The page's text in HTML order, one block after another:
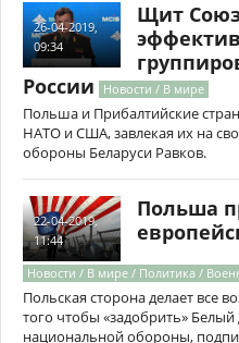
26-04-2019,
09:34
Щит
России
Новости / В мире
Польша и Прибалтийские
НАТО и США, завлекая их на
обороны Беларуси Равков.
22-04-2019,
11:44
Польша
Новости / В мире / Политика /
Польская сторона делает все
того чтобы «задобрить»
национальной обороны,